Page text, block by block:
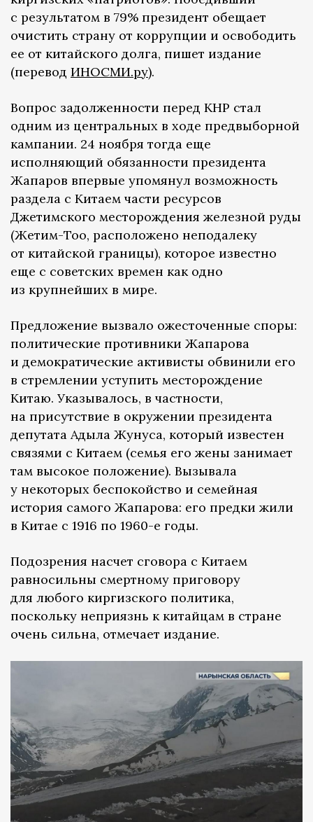
с результатом в 79% президент обещает
очистить страну от коррупции и освободить
ее от китайского долга, пишет издание
(перевод ИНОСМИ.ру).
Вопрос задолженности перед КНР стал
одним из центральных в ходе предвыборной
кампании. 24 ноября тогда еще
исполняющий обязанности президента
Жапаров впервые упомянул возможность
раздела с Китаем части ресурсов
Джетимского месторождения железной руды
(Жетим-Тоо, расположено неподалеку
от китайской границы), которое известно
еще с советских времен как одно
из крупнейших в мире.
Предложение вызвало ожесточенные споры:
политические противники Жапарова
и демократические активисты обвинили его
в стремлении уступить месторождение
Китаю. Указывалось, в частности,
на присутствие в окружении президента
депутата Адыла Жунуса, который известен
связями с Китаем (семья его жены занимает
там высокое положение). Вызывала
у некоторых беспокойство и семейная
история самого Жапарова: его предки жили
в Китае с 1916 по 1960-е годы.
Подозрения насчет сговора с Китаем
равносильны смертному приговору
для любого киргизского политика,
поскольку неприязнь к китайцам в стране
очень сильна, отмечает издание.